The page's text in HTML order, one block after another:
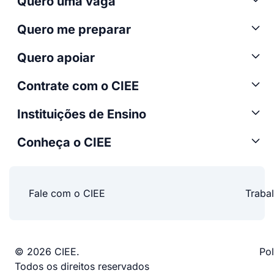
Quero me preparar
Quero apoiar
Contrate com o CIEE
Instituições de Ensino
Conheça o CIEE
Fale com o CIEE
© 2026 CIEE.
Todos os direitos reservados